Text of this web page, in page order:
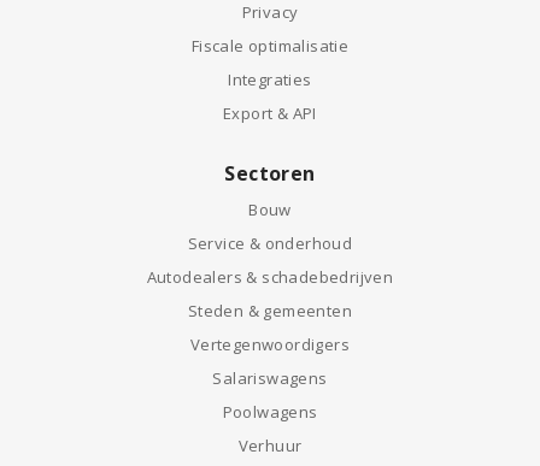
Privacy
Fiscale optimalisatie
Integraties
Export & API
Sectoren
Bouw
Service & onderhoud
Autodealers & schadebedrijven
Steden & gemeenten
Vertegenwoordigers
Salariswagens
Poolwagens
Verhuur